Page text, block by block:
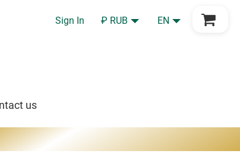
Sign In ₽ RUB EN
Go to Cart
us